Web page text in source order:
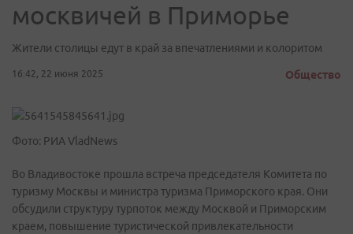
москвичей в Приморье
Жители столицы едут в край за впечатлениями и колоритом
16:42, 22 июня 2025 Общество
Фото: РИА VladNews
Во Владивостоке прошла встреча председателя Комитета по
туризму Москвы и министра туризма Приморского края. Они
обсудили структуру турпоток между Москвой и Приморским
краем, повышение туристической привлекательности